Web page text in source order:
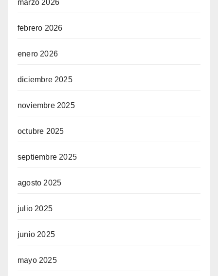
marzo 2026
febrero 2026
enero 2026
diciembre 2025
noviembre 2025
octubre 2025
septiembre 2025
agosto 2025
julio 2025
junio 2025
mayo 2025